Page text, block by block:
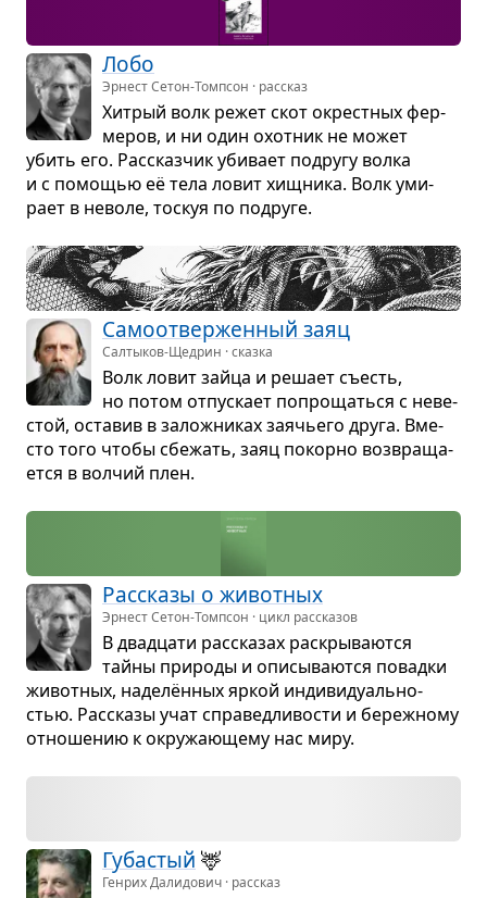
Лобо
Эрнест Сетон-Томпсон · рассказ
Хит­рый волк режет скот окрест­ных фер­
ме­ров, и ни один охот­ник не может
убить его. Рас­сказ­чик уби­вает подругу волка
и с помо­щью её тела ловит хищ­ника. Волк уми­
рает в неволе, тоскуя по подруге.
Само­от­вер­жен­ный заяц
Салтыков-Щедрин · сказка
Волк ловит зайца и решает съесть,
но потом отпус­кает попро­щаться с неве­
стой, оста­вив в залож­ни­ках заячьего друга. Вме­
сто того чтобы сбе­жать, заяц покорно воз­вра­ща­
ется в вол­чий плен.
Рас­сказы о живот­ных
Эрнест Сетон-Томпсон · цикл рассказов
В два­дцати рас­ска­зах рас­кры­ва­ются
тайны при­роды и опи­сы­ва­ются повадки
живот­ных, наделён­ных яркой инди­ви­ду­аль­но­
стью. Рас­сказы учат спра­вед­ли­во­сти и береж­ному
отно­ше­нию к окру­жа­ю­щему нас миру.
Губа­стый 🦌
Генрих Далидович · рассказ